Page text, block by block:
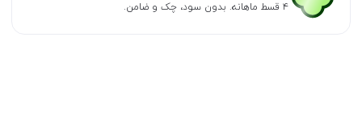
۴ قسط ماهانه. بدون سود، چک و ضامن.